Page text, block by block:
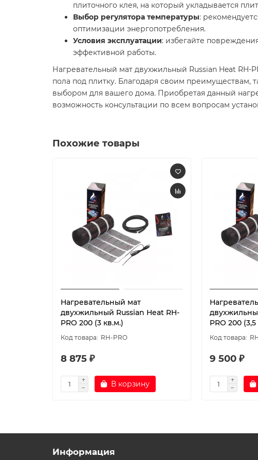
плиточного клея, на который укладывается
Выбор регулятора температуры:
оптимизации энергопотребления.​
Условия эксплуатации: избегайте
эффективной работы.​
Нагревательный мат двухжильный Russian Heat
пола под плитку. Благодаря своим преимуществам,
выбором для вашего дома. Приобретая данный
возможность консультации по всем вопросам
Похожие товары
Нагревательный мат
двухжильный Russian Heat RH-
PRO 200 (3 кв.м.)
RH-PRO
8 875 ₽
В корзину
PRO 200
9 500 ₽
Информация